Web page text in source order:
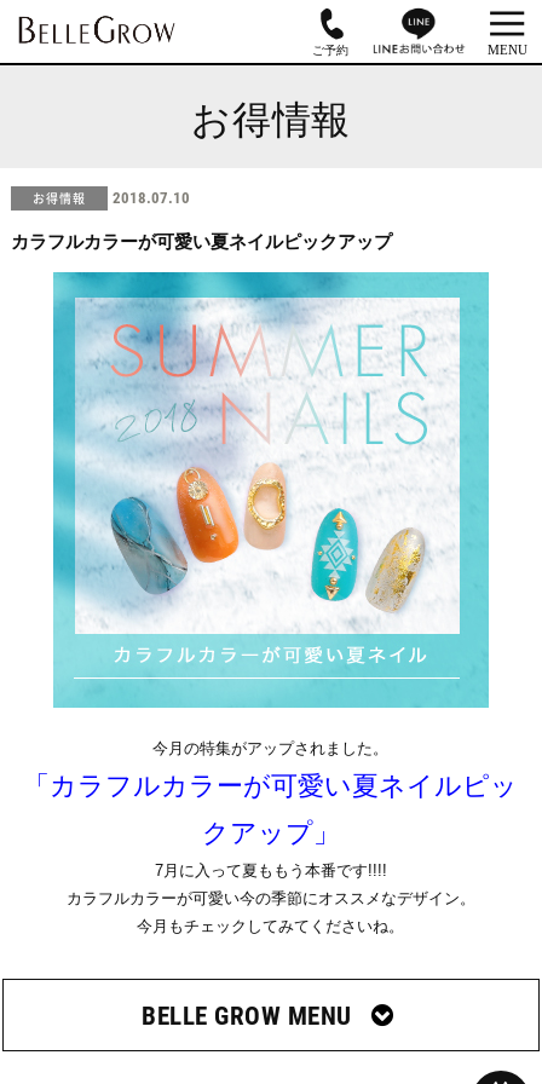
お得情報
お得情報 2018.07.10
カラフルカラーが可愛い夏ネイルピックアップ
今月の特集がアップされました。
「カラフルカラーが可愛い夏ネイルピッ
クアップ」
7月に入って夏ももう本番です!!!!
カラフルカラーが可愛い今の季節にオススメなデザイン。
今月もチェックしてみてくださいね。
BELLE GROW MENU